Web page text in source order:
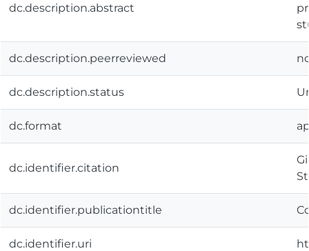
dc.description.abstract
dc.description.peerreviewed
dc.description.status
dc.format
dc.identifier.citation
dc.identifier.publicationtitle
dc.identifier.uri